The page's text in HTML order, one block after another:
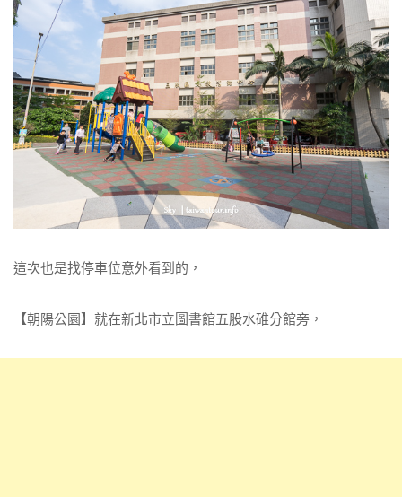
這次也是找停車位意外看到的，
【朝陽公園】就在新北市立圖書館五股水碓分館旁，